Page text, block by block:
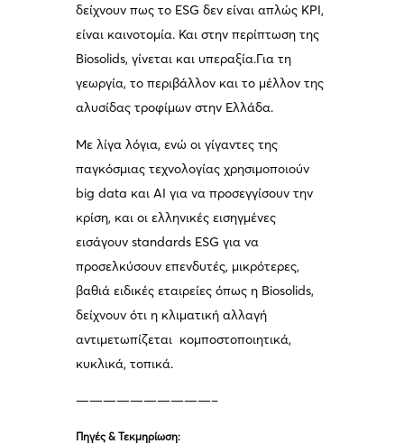
δείχνουν πως το ESG δεν είναι απλώς KPI,
είναι καινοτομία. Και στην περίπτωση της
Biosolids, γίνεται και υπεραξία.Για τη
γεωργία, το περιβάλλον και το μέλλον της
αλυσίδας τροφίμων στην Ελλάδα.
Με λίγα λόγια, ενώ οι γίγαντες της
παγκόσμιας τεχνολογίας χρησιμοποιούν
big data και AI για να προσεγγίσουν την
κρίση, και οι ελληνικές εισηγμένες
εισάγουν standards ESG για να
προσελκύσουν επενδυτές, μικρότερες,
βαθιά ειδικές εταιρείες όπως η Biosolids,
δείχνουν ότι η κλιματική αλλαγή
αντιμετωπίζεται κομποστοποιητικά,
κυκλικά, τοπικά.
——————————–
Πηγές & Τεκμηρίωση: